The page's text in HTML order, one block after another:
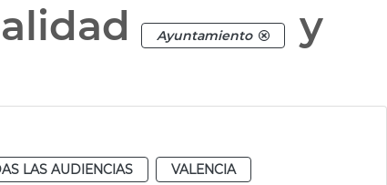
Ayuntamiento
y
LAS AUDIENCIAS
VALENCIA